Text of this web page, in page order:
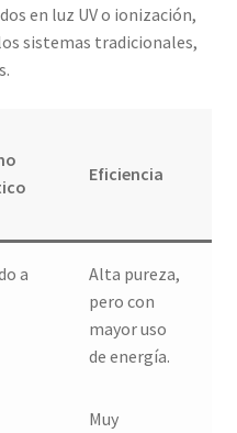
en luz UV o ionización,
sistemas tradicionales,
Eficiencia
a
Alta pureza,
pero con
mayor uso
de energía.
Muy